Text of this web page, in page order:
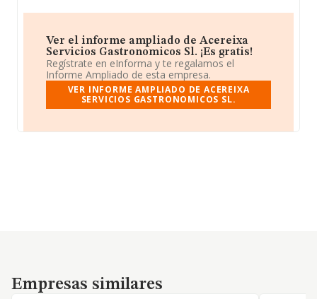
Ver el informe ampliado de Acereixa
Servicios Gastronomicos Sl. ¡Es gratis!
Regístrate en eInforma y te regalamos el
Informe Ampliado de esta empresa.
VER INFORME AMPLIADO DE ACEREIXA
SERVICIOS GASTRONOMICOS SL.
Empresas similares
Empresas similares